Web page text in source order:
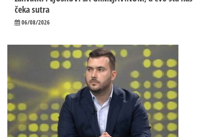
čeka sutra
06/08/2026